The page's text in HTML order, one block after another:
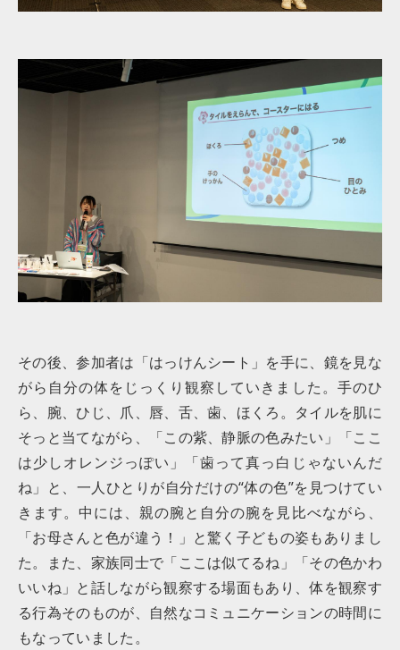
その後、参加者は「はっけんシート」を手に、鏡を見な
がら自分の体をじっくり観察していきました。手のひ
ら、腕、ひじ、爪、唇、舌、歯、ほくろ。タイルを肌に
そっと当てながら、「この紫、静脈の色みたい」「ここ
は少しオレンジっぽい」「歯って真っ白じゃないんだ
ね」と、一人ひとりが自分だけの“体の色”を見つけてい
きます。中には、親の腕と自分の腕を見比べながら、
「お母さんと色が違う！」と驚く子どもの姿もありまし
た。また、家族同士で「ここは似てるね」「その色かわ
いいね」と話しながら観察する場面もあり、体を観察す
る行為そのものが、自然なコミュニケーションの時間に
もなっていました。